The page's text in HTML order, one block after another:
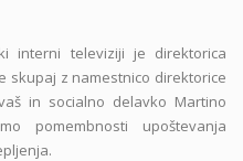
interni televiziji je direktorica
skupaj z namestnico direktorice
in socialno delavko Martino
pomembnosti upoštevanja